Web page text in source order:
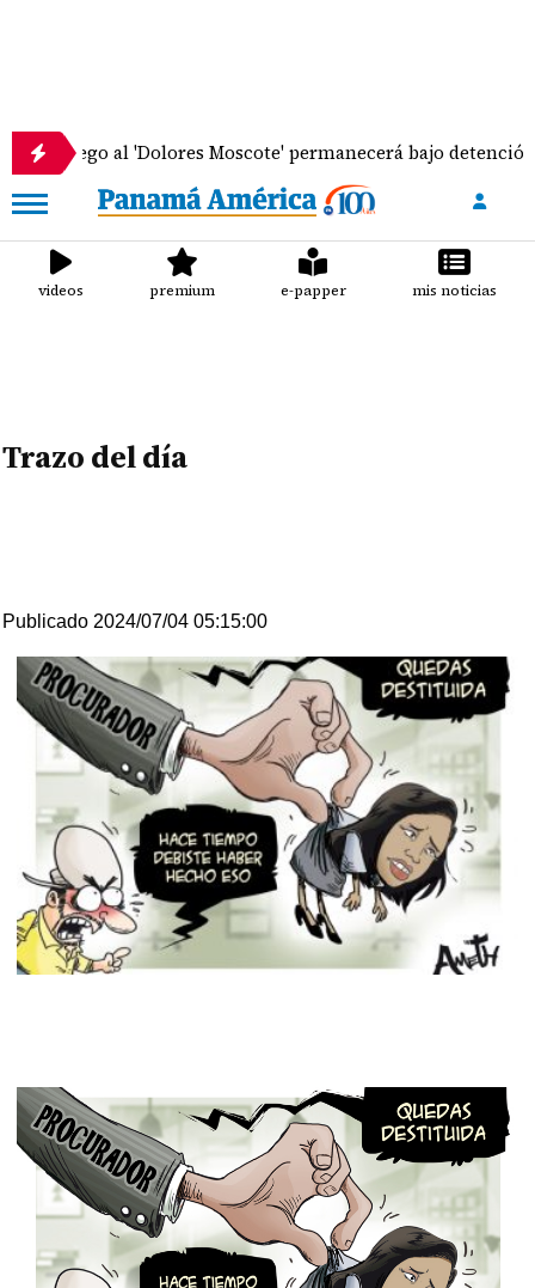
fuego al 'Dolores Moscote' permanecerá bajo detención
videos premium e-papper mis noticias
Trazo del día
Publicado 2024/07/04 05:15:00